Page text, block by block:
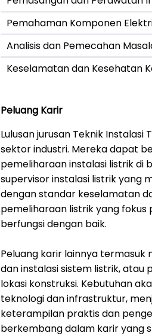
Pemahaman Komponen
Analisis dan Pemecahan
Keselamatan dan Kesehatan
Peluang Karir
Lulusan jurusan Teknik
sektor industri. Mereka dapat
pemeliharaan instalasi listrik di
supervisor instalasi listrik yang
dengan standar keselamatan
pemeliharaan listrik yang
berfungsi dengan baik.
Peluang karir lainnya
dan instalasi sistem listrik,
lokasi konstruksi. Kebutuhan
teknologi dan infrastruktur,
keterampilan praktis dan
berkembang dalam karir yang